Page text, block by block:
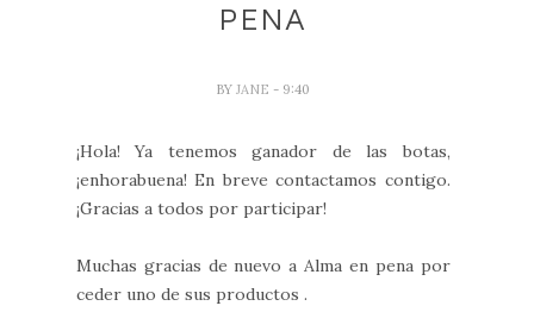
PENA
BYJANE - 9:40
¡Hola! Ya tenemos ganador de las botas,
¡enhorabuena! En breve contactamos contigo.
¡Gracias a todos por participar!
Muchas gracias de nuevo a Alma en pena por
ceder uno de sus productos .